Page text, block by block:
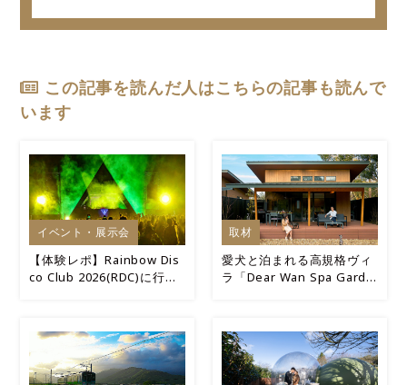
この記事を読んだ人はこちらの記事も読んで
います
イベント・展示会
【体験レポ】Rainbow Dis
co Club 2026(RDC)に行っ
取材
愛犬と泊まれる高規格ヴィ
ラ「Dear Wan Spa Garde